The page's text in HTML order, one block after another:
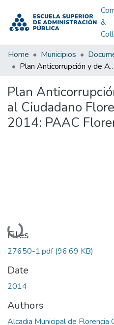
&
Home Municipios
Plan Anticorrupción y de Atención al
Plan
al Ciudadano
2014: PAAC
Loading...
Files
27650-1.pdf(96.69 KB)
Date
2014
Authors
Alcadia Municipal de Florencia